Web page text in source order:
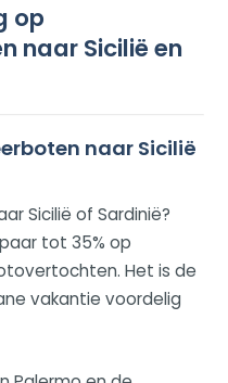
op
naar Sicilië en
naar Sicilië
Sicilië of Sardinië?
tot 35% op
Het is de
vakantie voordelig